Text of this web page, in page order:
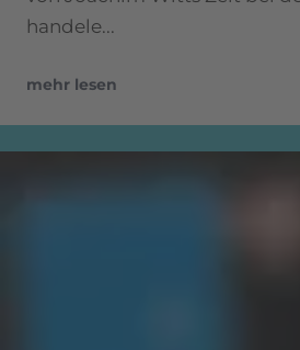
handele...
mehr lesen